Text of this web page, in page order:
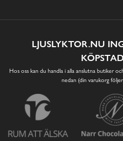
LJUSLYKTOR.NU
Hos oss kan du handla i alla anslutna butiker
nedan (din varukorg